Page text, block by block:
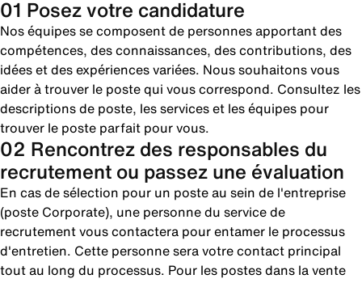
01 Posez votre candidature
Nos équipes se composent de personnes apportant des
compétences, des connaissances, des contributions, des
idées et des expériences variées. Nous souhaitons vous
aider à trouver le poste qui vous correspond. Consultez les
descriptions de poste, les services et les équipes pour
trouver le poste parfait pour vous.
02 Rencontrez des responsables du
recrutement ou passez une évaluation
En cas de sélection pour un poste au sein de l'entreprise
(poste Corporate), une personne du service de
recrutement vous contactera pour entamer le processus
d'entretien. Cette personne sera votre contact principal
tout au long du processus. Pour les postes dans la vente